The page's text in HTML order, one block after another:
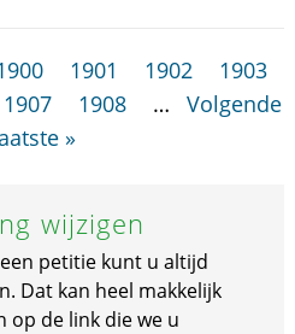
1901 1902
1903
1907 1908 …
Volgende
»
wijzigen
petitie kunt u altijd
Dat kan heel makkelijk
op de link die we u